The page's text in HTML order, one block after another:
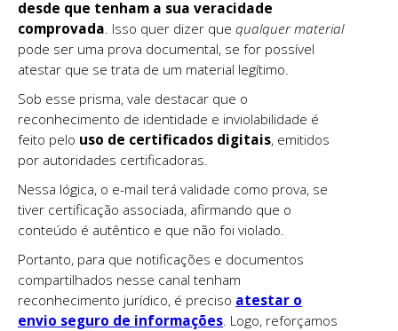
desde que tenham a sua veracidade
comprovada. Isso quer dizer que qualquer material
pode ser uma prova documental, se for possível
atestar que se trata de um material legítimo.
Sob esse prisma, vale destacar que o
reconhecimento de identidade e inviolabilidade é
feito pelo uso de certificados digitais, emitidos
por autoridades certificadoras.
Nessa lógica, o e-mail terá validade como prova, se
tiver certificação associada, afirmando que o
conteúdo é autêntico e que não foi violado.
Portanto, para que notificações e documentos
compartilhados nesse canal tenham
reconhecimento jurídico, é preciso atestar o
envio seguro de informações. Logo, reforçamos